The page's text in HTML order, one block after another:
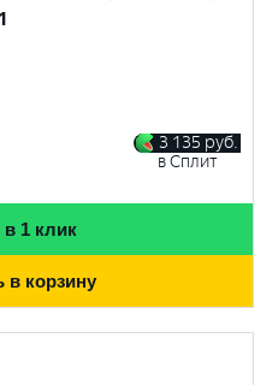
3 135 руб.
в Сплит
в 1 клик
в корзину